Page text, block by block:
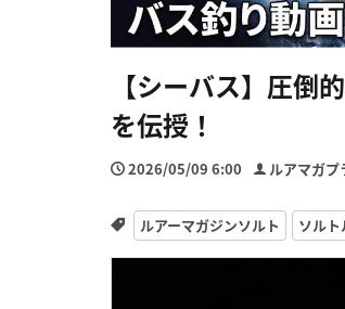
【シーバス】圧倒
を伝授！
2026/05/09 6:00 ルアマガプ
ルアーマガジンソルト ソルト